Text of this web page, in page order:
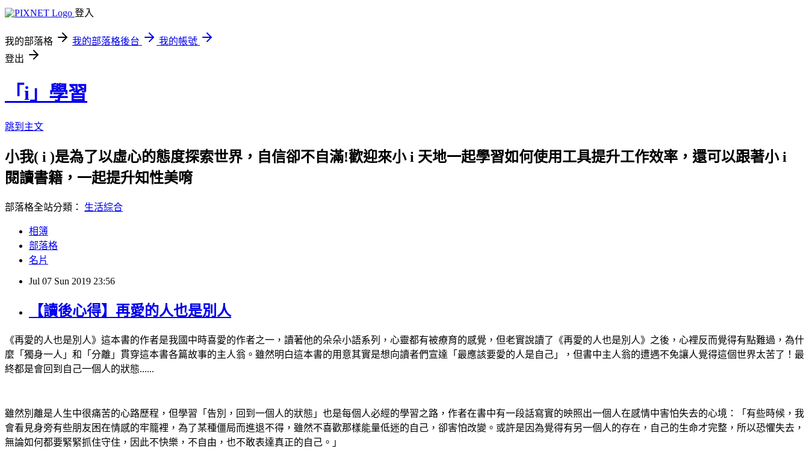
登入
我的部落格 我的部落格後台
我的帳號
登出
「i」學習
跳到主文
小我( i )是為了以虛心的態度探索世界，自信卻不自滿!歡迎來小 i 天地一起學習如何使用工具提升工作效率，還可以跟著小 i
閱讀書籍，一起提升知性美唷
部落格全站分類： 生活綜合
相簿
部落格
名片
Jul 07 Sun 2019 23:56
【讀後心得】再愛的人也是別人
《再愛的人也是別人》這本書的作者是我國中時喜愛的作者之一，讀著他的朵朵小語系列，心靈都有被療育的感覺，但老實說讀了《再愛的人也是別人》之後，心裡反而覺得有點難過，為什
麼「獨身一人」和「分離」貫穿這本書各篇故事的主人翁。雖然明白這本書的用意其實是想向讀者們宣達「最應該要愛的人是自己」，但書中主人翁的遭遇不免讓人覺得這個世界太苦了！最
終都是會回到自己一個人的狀態......
雖然別離是人生中很痛苦的心路歷程，但學習「告別，回到一個人的狀態」也是每個人必經的學習之路，作者在書中有一段話寫實的映照出一個人在感情中害怕失去的心境：「有些時候，我
會看見身旁有些朋友困在情感的牢籠裡，為了某種僵局而進退不得，雖然不喜歡那樣能量低迷的自己，卻害怕改變。或許是因為覺得有另一個人的存在，自己的生命才完整，所以恐懼失去，
無論如何都要緊緊抓住守住，因此不快樂，不自由，也不敢表達真正的自己。」